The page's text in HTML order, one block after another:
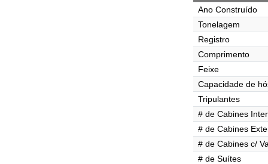
Ano Construído
Tonelagem
Registro
Comprimento
Feixe
Capacidade de
Tripulantes
# de Cabines
# de Cabines
# de Cabines c/
# de Suítes